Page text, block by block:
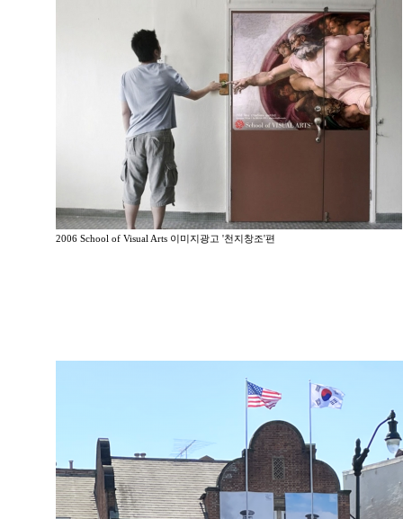
2006 School of Visual Arts 이미지광고 '천지창조'편